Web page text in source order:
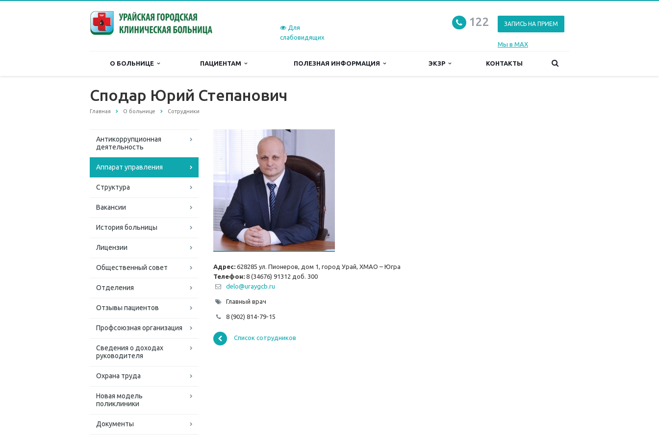
Для
слабовидящих
ЗАПИСЬ НА ПРИЕМ
Мы в MAX
122
О БОЛЬНИЦЕ ПАЦИЕНТАМ ПОЛЕЗНАЯ ИНФОРМАЦИЯ ЭКЗР КОНТАКТЫ
Сподар Юрий Степанович
Главная О больнице Сотрудники
Антикоррупционная
деятельность
Аппарат управления
Структура
Вакансии
История больницы
Лицензии
Общественный совет
Отделения
Отзывы пациентов
Профсоюзная организация
Сведения о доходах
руководителя
Охрана труда
Новая модель
поликлиники
Документы
Адрес: 628285 ул. Пионеров, дом 1, город Урай, ХМАО – Югра
Телефон: 8 (34676) 91312 доб. 300
delo@uraygсb.ru
Главный врач
8 (902) 814-79-15
Список сотрудников